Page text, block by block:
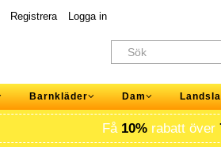
Registrera Logga in
Barnkläder Dam
Få 10% rabatt över